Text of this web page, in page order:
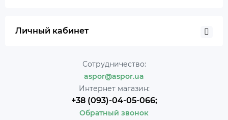
Личный кабинет
Сотрудничество:
aspor@aspor.ua
Интернет магазин:
+38 (093)-04-05-066;
Обратный звонок